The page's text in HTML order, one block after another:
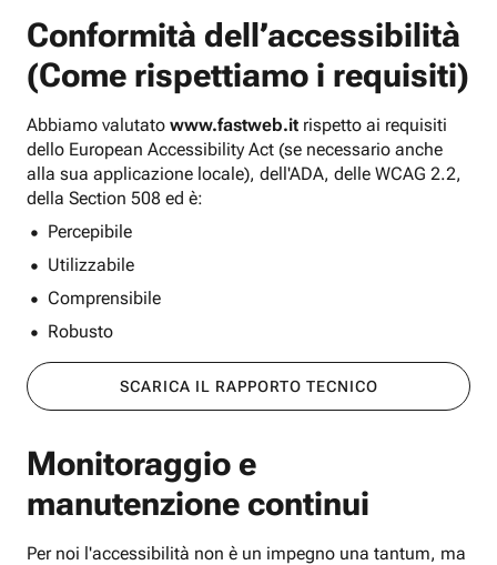
Conformità dell’accessibilità
(Come rispettiamo i requisiti)
Abbiamo valutato www.fastweb.it rispetto ai requisiti
dello European Accessibility Act (se necessario anche
alla sua applicazione locale), dell'ADA, delle WCAG 2.2,
della Section 508 ed è:
Percepibile
Utilizzabile
Comprensibile
Robusto
SCARICA IL RAPPORTO TECNICO
Monitoraggio e
manutenzione continui
Per noi l'accessibilità non è un impegno una tantum, ma